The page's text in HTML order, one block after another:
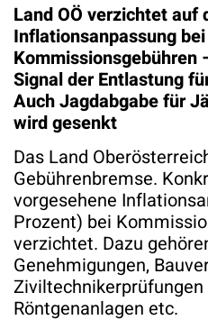
Land OÖ verzichtet auf
Inflationsanpassung bei
Signal der Entlastung
Auch Jagdabgabe für
wird gesenkt
Das Land
Gebührenbremse.
vorgesehene
Prozent) bei
verzichtet. Dazu
Genehmigungen,
Röntgenanlagen etc.